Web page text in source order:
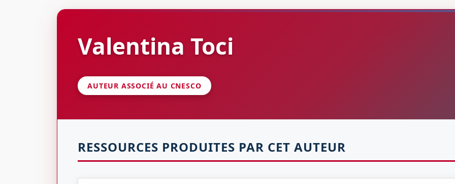
Valentina Toci
AUTEUR ASSOCIÉ AU CNESCO
RESSOURCES PRODUITES PAR CET AUTEUR